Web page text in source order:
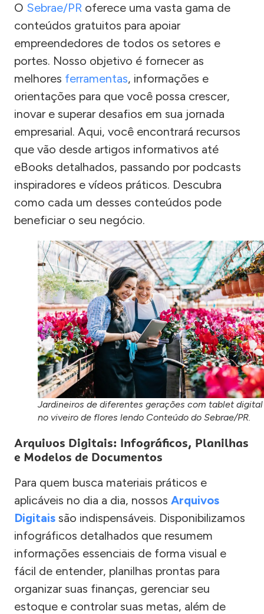
O Sebrae/PR oferece uma vasta gama de
conteúdos gratuitos para apoiar
empreendedores de todos os setores e
portes. Nosso objetivo é fornecer as
melhores ferramentas, informações e
orientações para que você possa crescer,
inovar e superar desafios em sua jornada
empresarial. Aqui, você encontrará recursos
que vão desde artigos informativos até
eBooks detalhados, passando por podcasts
inspiradores e vídeos práticos. Descubra
como cada um desses conteúdos pode
beneficiar o seu negócio.
Jardineiros de diferentes gerações com tablet digital
no viveiro de flores lendo Conteúdo do Sebrae/PR.
Arquivos Digitais: Infográficos, Planilhas
e Modelos de Documentos
Para quem busca materiais práticos e
aplicáveis no dia a dia, nossos Arquivos
Digitais são indispensáveis. Disponibilizamos
infográficos detalhados que resumem
informações essenciais de forma visual e
fácil de entender, planilhas prontas para
organizar suas finanças, gerenciar seu
estoque e controlar suas metas, além de